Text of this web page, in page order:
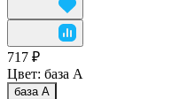
717 ₽
Цвет: база А
база А